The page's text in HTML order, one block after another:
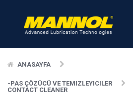
ANASAYFA
-PAS ÇÖZÜCÜ VE TEMIZLEYICILER
CONTACT CLEANER